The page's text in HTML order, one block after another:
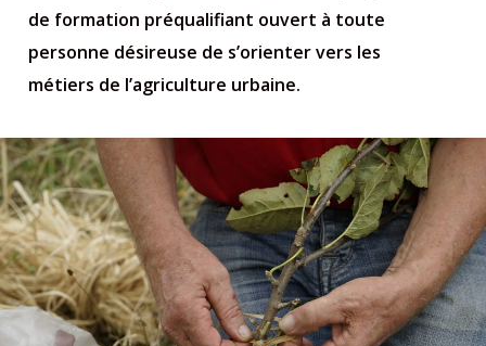
de formation préqualifiant ouvert à toute
personne désireuse de s’orienter vers les
métiers de l’agriculture urbaine.